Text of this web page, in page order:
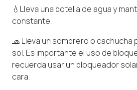
💧Lleva una botella de agua y
constante,
🧢 Lleva un sombrero o
sol. Es importante el uso de
recuerda usar un bloqueador
cara.